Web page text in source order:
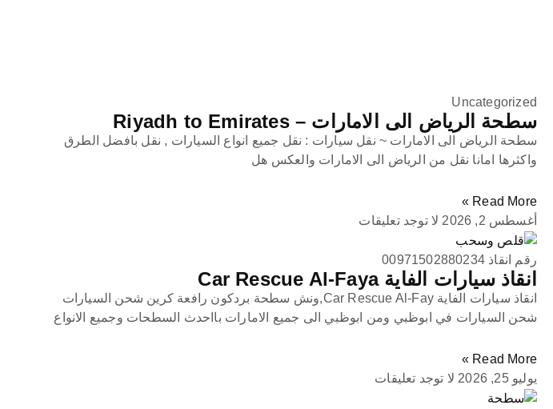
Uncategorized
سطحة الرياض الى الامارات – Riyadh to Emirates
سطحة الرياض الى الامارات ~ نقل سيارات : نقل جميع انواع السيارات , نقل بافضل الطرق
واكثرها امانا نقل من الرياض الى الامارات والعكس هل
Read More »
أغسطس 2, 2026
لا توجد تعليقات
رقم انقاذ 00971502880234
انقاذ سيارات الفاية Car Rescue Al-Faya
انقاذ سيارات الفاية Car Rescue Al-Fay,ونش سطحة بردكون رافعة كرين شحن السيارات
شحن السيارات في ابوظبي ومن ابوظبي الى جميع الامارات بااحدث السطحات وجميع الانواع
Read More »
يوليو 25, 2026
لا توجد تعليقات